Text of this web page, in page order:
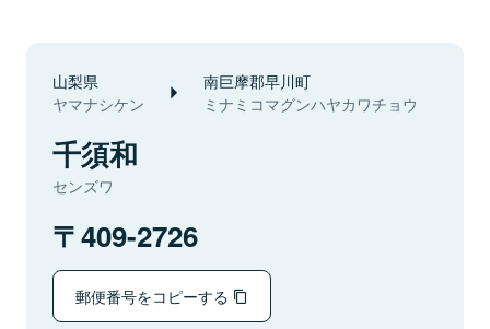
山梨県
ヤマナシケン
南巨摩郡早川町
ミナミコマグンハヤカワチョウ
千須和
センズワ
409-2726
郵便番号をコピーする